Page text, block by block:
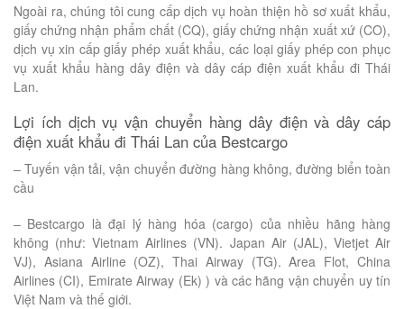
Ngoài ra, chúng tôi cung cấp dịch vụ hoàn thiện hồ sơ xuất khẩu,
giấy chứng nhận phẩm chất (CQ), giấy chứng nhận xuất xứ (CO),
dịch vụ xin cấp giấy phép xuất khẩu, các loại giấy phép con phục
vụ xuất khẩu hàng dây điện và dây cáp điện xuất khẩu đi Thái
Lan.
Lợi ích dịch vụ vận chuyển hàng dây điện và dây cáp
điện xuất khẩu đi Thái Lan của Bestcargo
– Tuyến vận tải, vận chuyển đường hàng không, đường biển toàn
cầu
– Bestcargo là đại lý hàng hóa (cargo) của nhiều hãng hàng
không (như: Vietnam Airlines (VN). Japan Air (JAL), Vietjet Air
VJ), Asiana Airline (OZ), Thai Airway (TG). Area Flot, China
Airlines (CI), Emirate Airway (Ek) ) và các hãng vận chuyển uy tín
Việt Nam và thế giới.